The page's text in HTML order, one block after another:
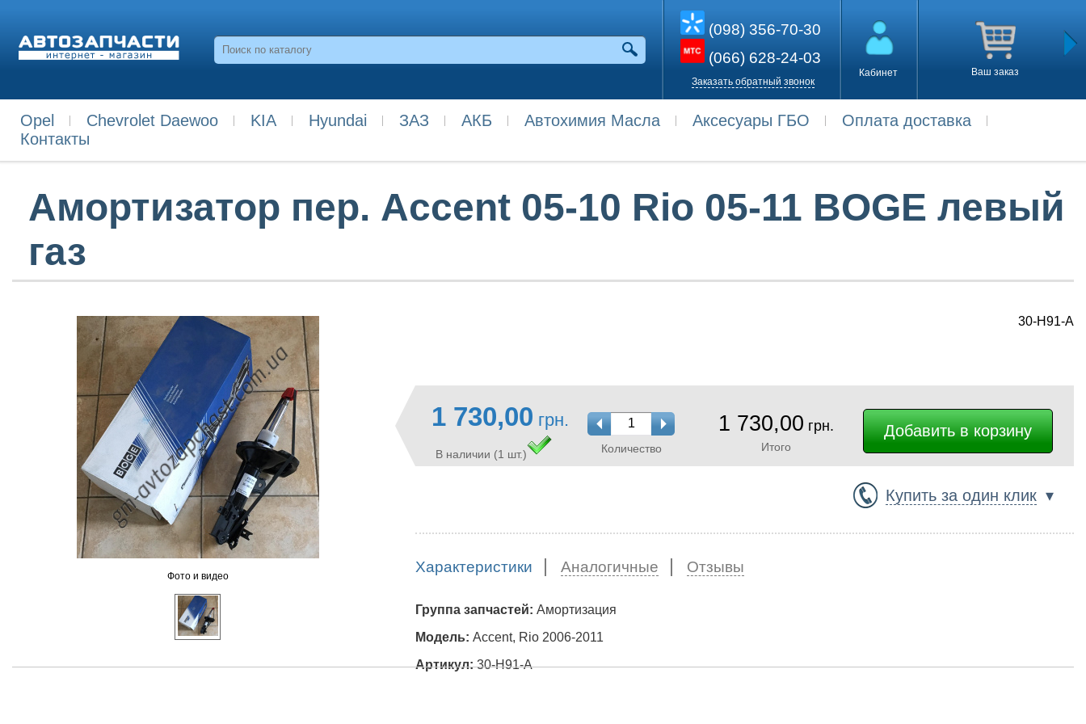
(098) 356-70-30
(066) 628-24-03
Заказать обратный звонок
Кабинет Ваш заказ
Opel Chevrolet Daewoo KIA Hyundai ЗАЗ АКБ Автохимия Масла Аксесуары ГБО
Оплата доставка
Контакты
Амортизатор пер. Accent 05-10 Rio 05-11 BOGE левый
газ
Фото и видео
30-H91-A
1 730,00 грн.
В наличии (1 шт.) Количество
1 730,00 грн.
Итого
Купить за один клик ▾
Характеристики Аналогичные Отзывы
Группа запчастей: Амортизация
Модель: Accent, Rio 2006-2011
Артикул:30-H91-A